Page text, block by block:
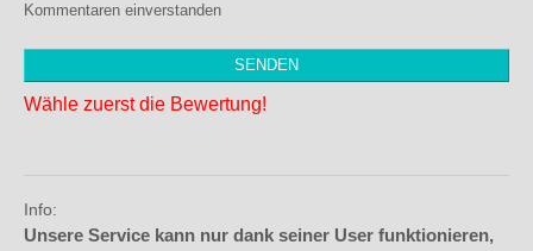
Kommentaren einverstanden
Wähle zuerst die Bewertung!
Info:
Unsere Service kann nur dank seiner User funktionieren,